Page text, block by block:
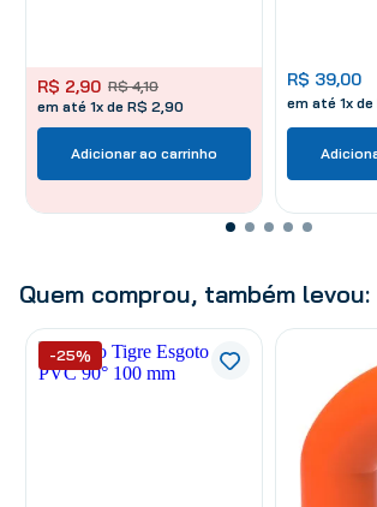
R$ 4,10
R$ 2,90
em até 1x de R$ 2,90
Adicionar ao carrinho
R$ 39,00
em até 1x de
Quem comprou, também levou:
-25%